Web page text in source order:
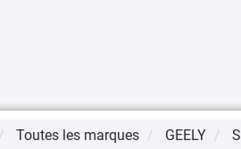
Toutes les marques GEELY